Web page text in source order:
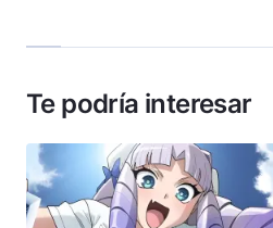
Te podría interesar